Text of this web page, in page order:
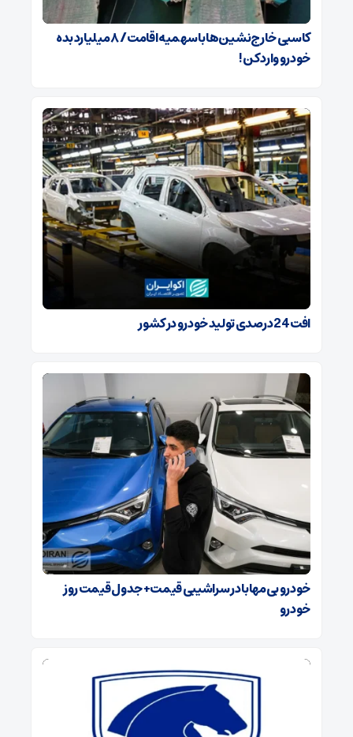
کاسبی خارج‌نشین‌ها با سهمیه اقامت / ۸ میلیارد بده
خودرو وارد کن!
افت 24 درصدی تولید خودرو در کشور
خودرو بی‌مهابا در سراشیبی قیمت+ جدول قیمت روز
خودرو